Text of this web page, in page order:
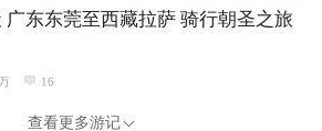
广东东莞至西藏拉萨 骑行朝圣之旅
16
查看更多游记